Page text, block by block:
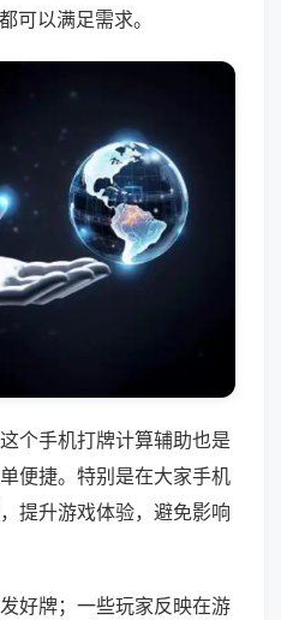
可以满足需求。
个手机打牌计算辅助也是
便捷。特别是在大家手机
提升游戏体验，避免影响
好牌；一些玩家反映在游